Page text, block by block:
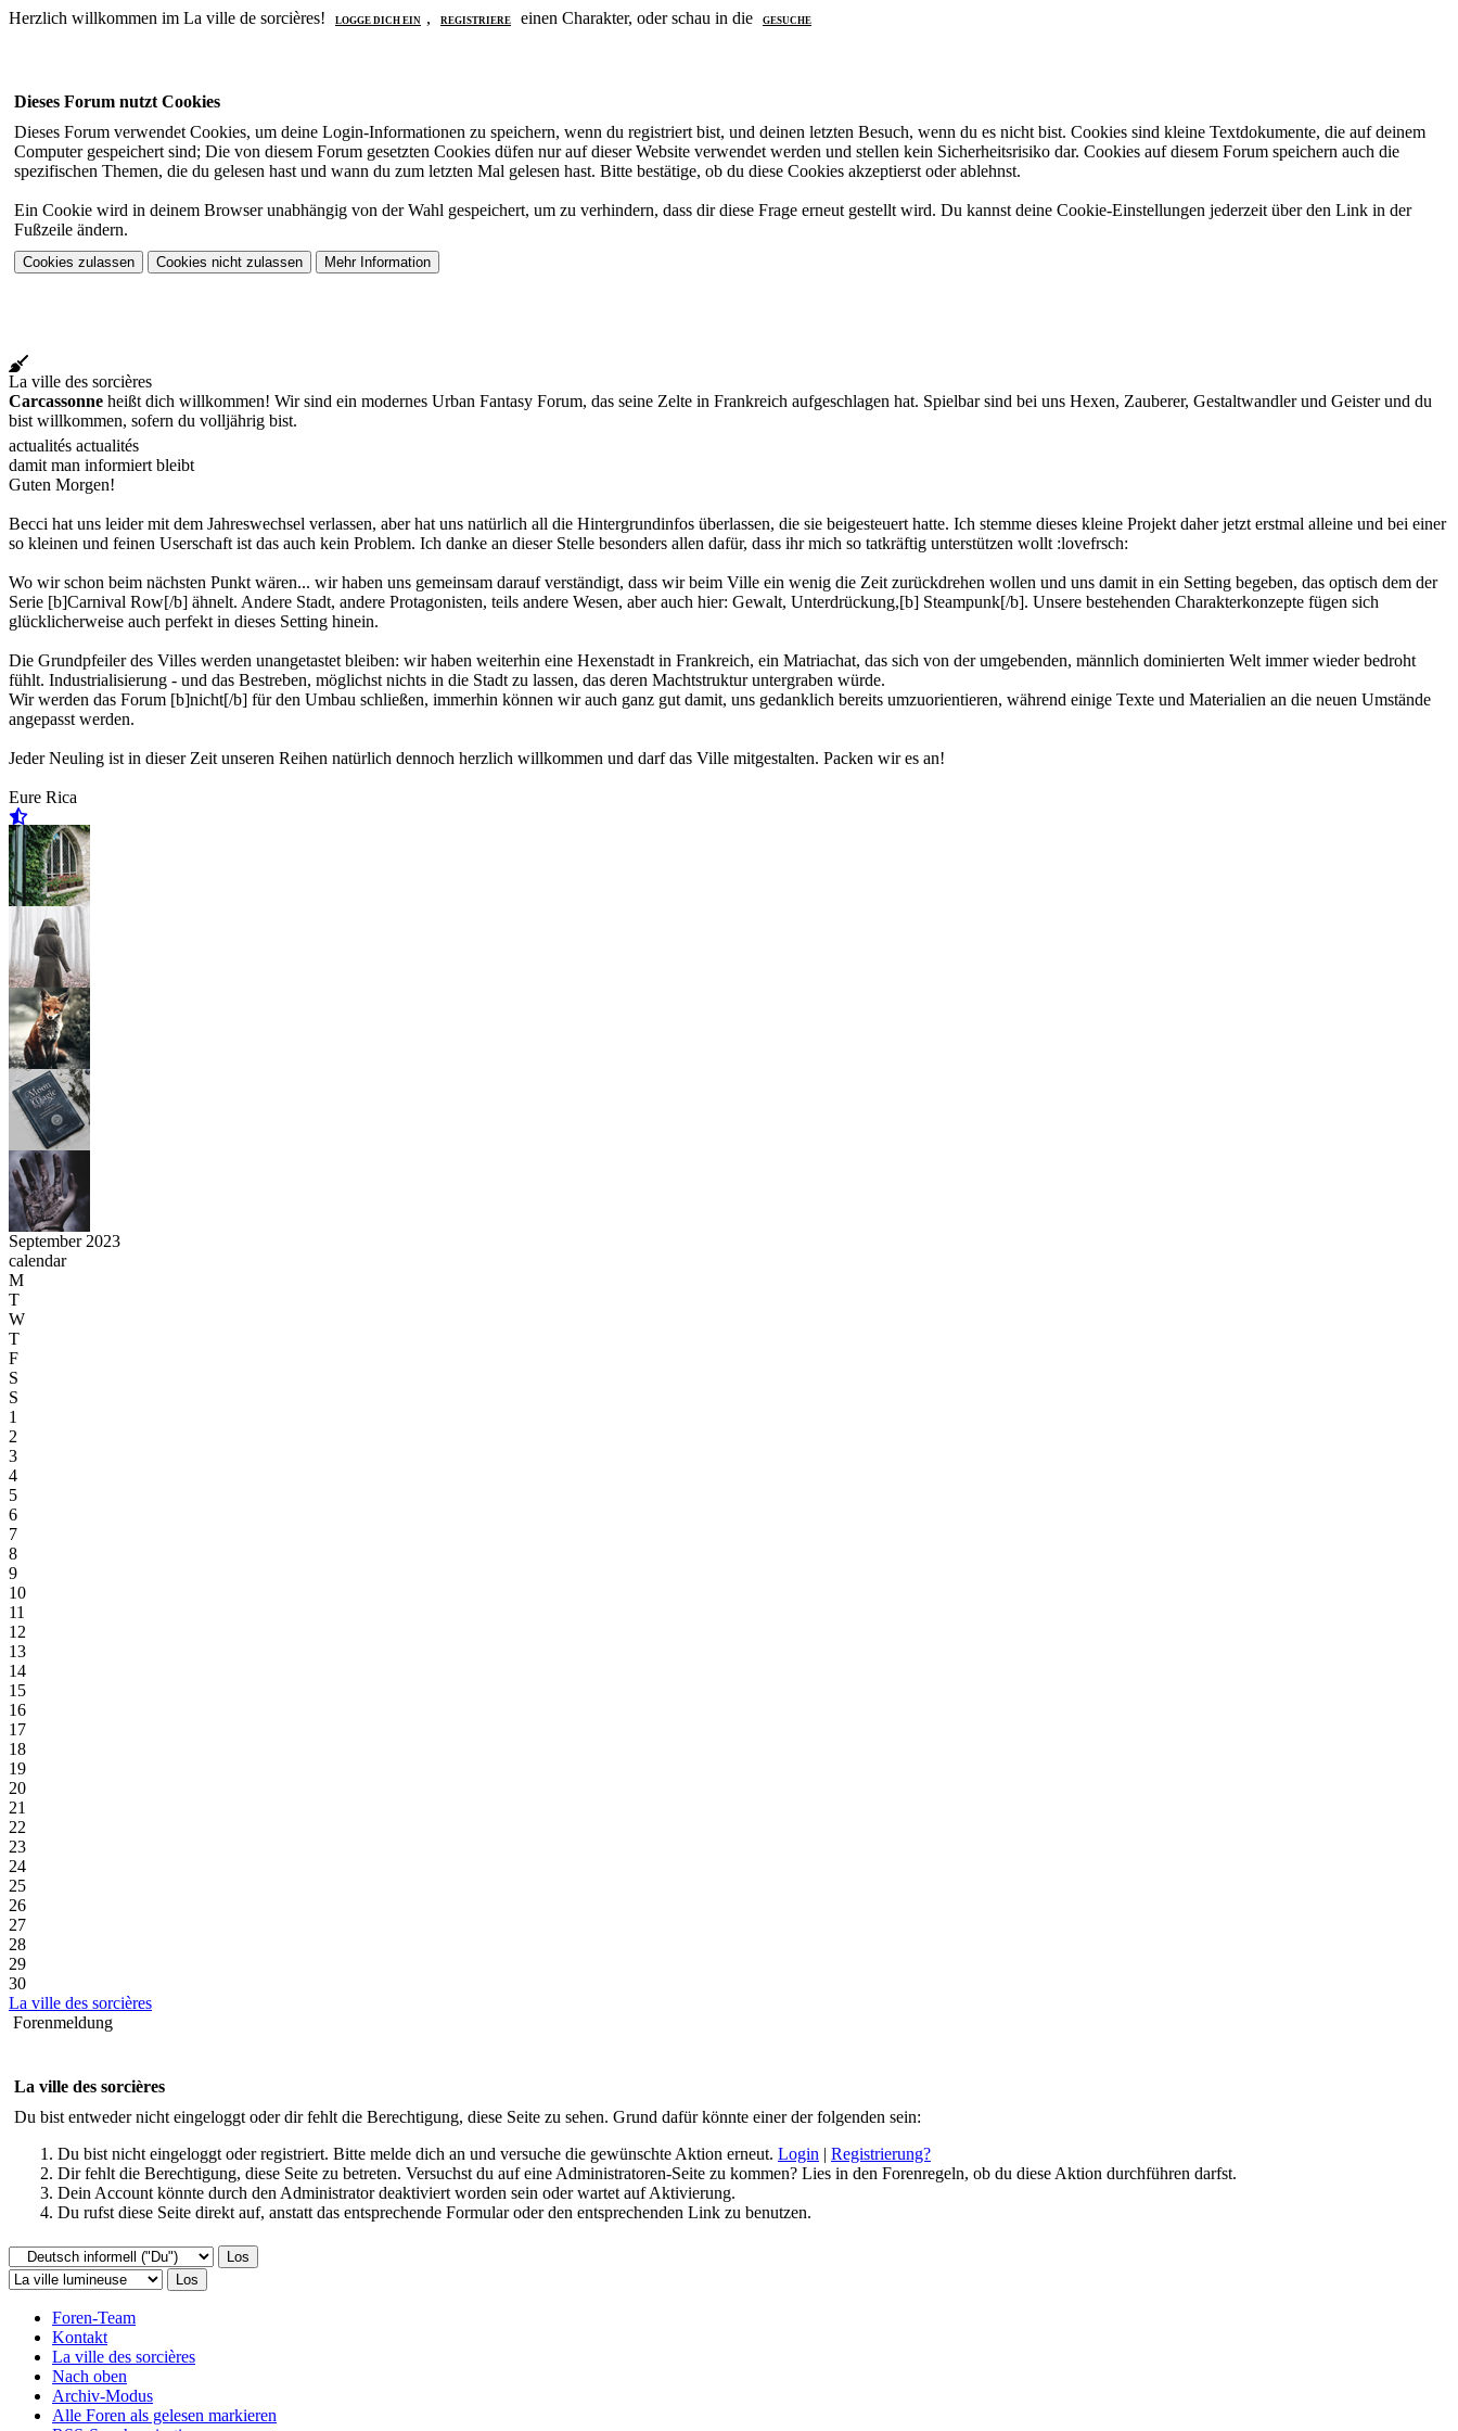
Herzlich willkommen im La ville de sorcières! LOGGE DICH EIN , REGISTRIERE einen Charakter, oder schau in die GESUCHE
Dieses Forum nutzt Cookies
Dieses Forum verwendet Cookies, um deine Login-Informationen zu speichern, wenn du registriert bist, und deinen letzten Besuch, wenn du es nicht bist. Cookies sind kleine Textdokumente, die auf deinem
Computer gespeichert sind; Die von diesem Forum gesetzten Cookies düfen nur auf dieser Website verwendet werden und stellen kein Sicherheitsrisiko dar. Cookies auf diesem Forum speichern auch die
spezifischen Themen, die du gelesen hast und wann du zum letzten Mal gelesen hast. Bitte bestätige, ob du diese Cookies akzeptierst oder ablehnst.
Ein Cookie wird in deinem Browser unabhängig von der Wahl gespeichert, um zu verhindern, dass dir diese Frage erneut gestellt wird. Du kannst deine Cookie-Einstellungen jederzeit über den Link in der
Fußzeile ändern.
La ville des sorcières
Carcassonne heißt dich willkommen! Wir sind ein modernes Urban Fantasy Forum, das seine Zelte in Frankreich aufgeschlagen hat. Spielbar sind bei uns Hexen, Zauberer, Gestaltwandler und Geister und du
bist willkommen, sofern du volljährig bist.
actualités actualités
damit man informiert bleibt
Guten Morgen!
Becci hat uns leider mit dem Jahreswechsel verlassen, aber hat uns natürlich all die Hintergrundinfos überlassen, die sie beigesteuert hatte. Ich stemme dieses kleine Projekt daher jetzt erstmal alleine und bei einer
so kleinen und feinen Userschaft ist das auch kein Problem. Ich danke an dieser Stelle besonders allen dafür, dass ihr mich so tatkräftig unterstützen wollt :lovefrsch:
Wo wir schon beim nächsten Punkt wären... wir haben uns gemeinsam darauf verständigt, dass wir beim Ville ein wenig die Zeit zurückdrehen wollen und uns damit in ein Setting begeben, das optisch dem der
Serie [b]Carnival Row[/b] ähnelt. Andere Stadt, andere Protagonisten, teils andere Wesen, aber auch hier: Gewalt, Unterdrückung,[b] Steampunk[/b]. Unsere bestehenden Charakterkonzepte fügen sich
glücklicherweise auch perfekt in dieses Setting hinein.
Die Grundpfeiler des Villes werden unangetastet bleiben: wir haben weiterhin eine Hexenstadt in Frankreich, ein Matriachat, das sich von der umgebenden, männlich dominierten Welt immer wieder bedroht
fühlt. Industrialisierung - und das Bestreben, möglichst nichts in die Stadt zu lassen, das deren Machtstruktur untergraben würde.
Wir werden das Forum [b]nicht[/b] für den Umbau schließen, immerhin können wir auch ganz gut damit, uns gedanklich bereits umzuorientieren, während einige Texte und Materialien an die neuen Umstände
angepasst werden.
Jeder Neuling ist in dieser Zeit unseren Reihen natürlich dennoch herzlich willkommen und darf das Ville mitgestalten. Packen wir es an!
Eure Rica
September 2023
calendar
M
T
W
T
F
S
S
1
2
3
4
5
6
7
8
9
10
11
12
13
14
15
16
17
18
19
20
21
22
23
24
25
26
27
28
29
30
La ville des sorcières
Forenmeldung
La ville des sorcières
Du bist entweder nicht eingeloggt oder dir fehlt die Berechtigung, diese Seite zu sehen. Grund dafür könnte einer der folgenden sein:
Du bist nicht eingeloggt oder registriert. Bitte melde dich an und versuche die gewünschte Aktion erneut. Login | Registrierung?
Dir fehlt die Berechtigung, diese Seite zu betreten. Versuchst du auf eine Administratoren-Seite zu kommen? Lies in den Forenregeln, ob du diese Aktion durchführen darfst.
Dein Account könnte durch den Administrator deaktiviert worden sein oder wartet auf Aktivierung.
Du rufst diese Seite direkt auf, anstatt das entsprechende Formular oder den entsprechenden Link zu benutzen.
Foren-Team
Kontakt
La ville des sorcières
Nach oben
Archiv-Modus
Alle Foren als gelesen markieren